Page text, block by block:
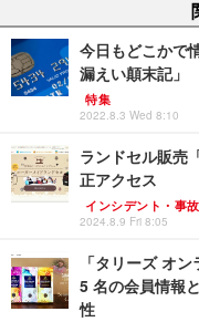
今日もどこかで
漏えい顛末記」
特集
2022.8.3 Wed 8:10
ランドセル販売
正アクセス
インシデント・事故
2024.8.9 Fri 8:05
「タリーズ オ
5 名の会員情報
性